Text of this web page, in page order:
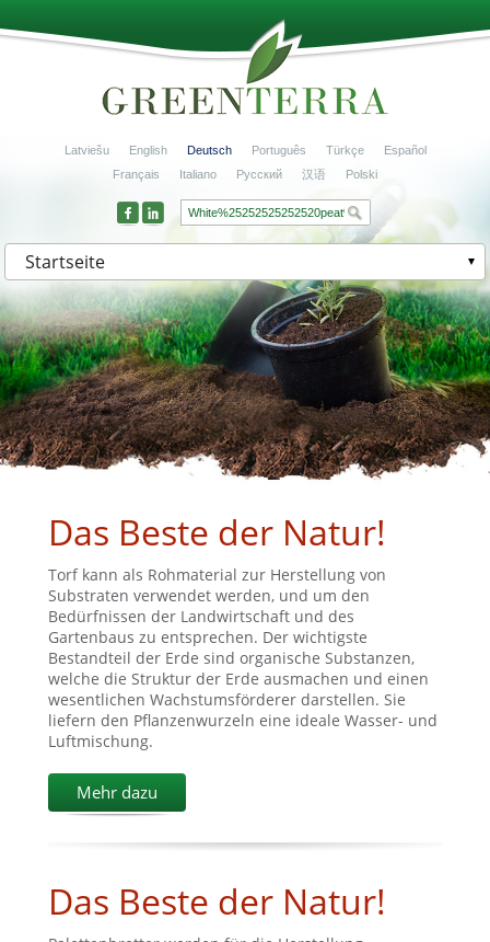
Latviešu English Deutsch Português Türkçe
Español
Français
Italiano Русский 汉语 Polski
Startseite
Das Beste der Natur!
Torf kann als Rohmaterial zur Herstellung von
Substraten verwendet werden, und um den
Bedürfnissen der Landwirtschaft und des
Gartenbaus zu entsprechen. Der wichtigste
Bestandteil der Erde sind organische Substanzen,
welche die Struktur der Erde ausmachen und einen
wesentlichen Wachstumsförderer darstellen. Sie
liefern den Pflanzenwurzeln eine ideale Wasser- und
Luftmischung.
Mehr dazu
Das Beste der Natur!